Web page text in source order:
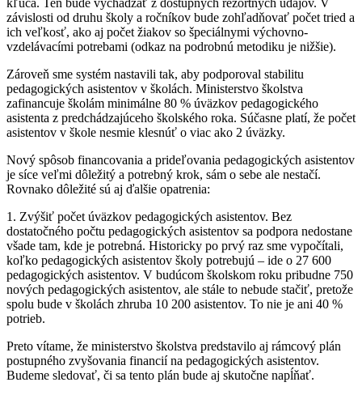
kľúča. Ten bude vychádzať z dostupných rezortných údajov. V
závislosti od druhu školy a ročníkov bude zohľadňovať počet tried a
ich veľkosť, ako aj počet žiakov so špeciálnymi výchovno-
vzdelávacími potrebami (odkaz na podrobnú metodiku je nižšie).
Zároveň sme systém nastavili tak, aby podporoval stabilitu
pedagogických asistentov v školách. Ministerstvo školstva
zafinancuje školám minimálne 80 % úväzkov pedagogického
asistenta z predchádzajúceho školského roka. Súčasne platí, že počet
asistentov v škole nesmie klesnúť o viac ako 2 úväzky.
Nový spôsob financovania a prideľovania pedagogických asistentov
je síce veľmi dôležitý a potrebný krok, sám o sebe ale nestačí.
Rovnako dôležité sú aj ďalšie opatrenia:
1. Zvýšiť počet úväzkov pedagogických asistentov. Bez
dostatočného počtu pedagogických asistentov sa podpora nedostane
všade tam, kde je potrebná. Historicky po prvý raz sme vypočítali,
koľko pedagogických asistentov školy potrebujú – ide o 27 600
pedagogických asistentov. V budúcom školskom roku pribudne 750
nových pedagogických asistentov, ale stále to nebude stačiť, pretože
spolu bude v školách zhruba 10 200 asistentov. To nie je ani 40 %
potrieb.
Preto vítame, že ministerstvo školstva predstavilo aj rámcový plán
postupného zvyšovania financií na pedagogických asistentov.
Budeme sledovať, či sa tento plán bude aj skutočne napĺňať.